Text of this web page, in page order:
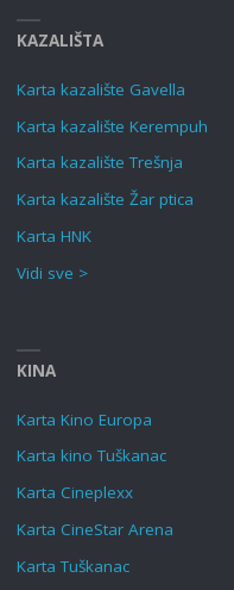
KAZALIŠTA
Karta kazalište Gavella
Karta kazalište Kerempuh
Karta kazalište Trešnja
Karta kazalište Žar ptica
Karta HNK
Vidi sve >
KINA
Karta Kino Europa
Karta kino Tuškanac
Karta Cineplexx
Karta CineStar Arena
Karta Tuškanac